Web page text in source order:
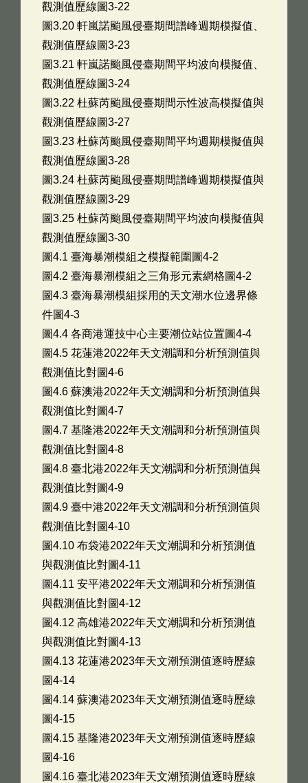
觀測值歷線圖3-22
圖3.20 軒嵐諾颱風侵臺期間譜峰週期模擬值、
觀測值歷線圖3-23
圖3.21 軒嵐諾颱風侵臺期間平均波向模擬值、
觀測值歷線圖3-24
圖3.22 杜蘇芮颱風侵臺期間示性波高模擬值與
觀測值歷線圖3-27
圖3.23 杜蘇芮颱風侵臺期間平均週期模擬值與
觀測值歷線圖3-28
圖3.24 杜蘇芮颱風侵臺期間譜峰週期模擬值與
觀測值歷線圖3-29
圖3.25 杜蘇芮颱風侵臺期間平均波向模擬值與
觀測值歷線圖3-30
圖4.1 臺海暴潮模組之模擬範圍圖4-2
圖4.2 臺海暴潮模組之三角形元素網格圖4-2
圖4.3 臺海暴潮模組採用的天文潮水位邊界條
件圖4-3
圖4.4 各商港運技中心主要潮位站位置圖4-4
圖4.5 花蓮港2022年天文潮調和分析預測值與
觀測值比對圖4-6
圖4.6 蘇澳港2022年天文潮調和分析預測值與
觀測值比對圖4-7
圖4.7 基隆港2022年天文潮調和分析預測值與
觀測值比對圖4-8
圖4.8 臺北港2022年天文潮調和分析預測值與
觀測值比對圖4-9
圖4.9 臺中港2022年天文潮調和分析預測值與
觀測值比對圖4-10
圖4.10 布袋港2022年天文潮調和分析預測值
與觀測值比對圖4-11
圖4.11 安平港2022年天文潮調和分析預測值
與觀測值比對圖4-12
圖4.12 高雄港2022年天文潮調和分析預測值
與觀測值比對圖4-13
圖4.13 花蓮港2023年天文潮預測值逐時歷線
圖4-14
圖4.14 蘇澳港2023年天文潮預測值逐時歷線
圖4-15
圖4.15 基隆港2023年天文潮預測值逐時歷線
圖4-16
圖4.16 臺北港2023年天文潮預測值逐時歷線